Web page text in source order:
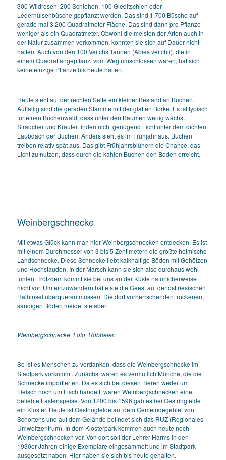
300 Wildrosen, 200 Schlehen, 100 Gleditschien oder
Lederhülsenbüsche gepflanzt werden. Das sind 1.700 Büsche auf
gerade mal 3.200 Quadratmeter Fläche. Das sind dann pro Pflanze
weniger als ein Quadratmeter. Obwohl die meisten der Arten auch in
der Natur zusammen vorkommen, konnten sie sich auf Dauer nicht
halten. Auch von den 100 Veitchs Tannen (Abies veitchii), die in
einem Quadrat angepflanzt vom Weg umschlossen waren, hat sich
keine einzige Pflanze bis heute halten.
Heute steht auf der rechten Seite ein kleiner Bestand an Buchen.
Auffällig sind die geraden Stämme mit der glatten Borke. Es ist typisch
für einen Buchenwald, dass unter den Bäumen wenig wächst.
Sträucher und Kräuter finden nicht genügend Licht unter dem dichten
Laubdach der Buchen. Anders sieht es im Frühjahr aus. Buchen
treiben relativ spät aus. Das gibt Frühjahrsblühern die Chance, das
Licht zu nutzen, dass durch die kahlen Buchen den Boden erreicht.
Weinbergschnecke
Mit etwas Glück kann man hier Weinbergschnecken entdecken. Es ist
mit einem Durchmesser von 3 bis 5 Zentimetern die größte heimische
Landschnecke. Diese Schnecke liebt kalkhaltige Böden mit Gehölzen
und Hochstauden. In der Marsch kann sie sich also durchaus wohl
fühlen. Trotzdem kommt sie bei uns an der Küste natürlicherweise
nicht vor. Um einzuwandern hätte sie die Geest auf der ostfriesischen
Halbinsel überqueren müssen. Die dort vorherrschenden trockenen,
sandigen Böden meidet sie aber.
Weinbergschnecke, Foto: Röbbelen
So ist es Menschen zu verdanken, dass die Weinbergschnecke im
Stadtpark vorkommt. Zunächst waren es vermutlich Mönche, die die
Schnecke importierten. Da es sich bei diesen Tieren weder um
Fleisch noch um Fisch handelt, waren Weinbergschnecken eine
beliebte Fastenspeise. Von 1200 bis 1596 gab es bei Oestringfelde
ein Kloster. Heute ist Oestringfelde auf dem Gemeindegebiet von
Schortens und auf dem Gelände befindet sich das RUZ (Regionales
Umweltzentrum). In dem Klosterpark kommen auch heute noch
Weinbergschnecken vor. Von dort soll der Lehrer Harms in den
1930er Jahren einige Exemplare eingesammelt und im Stadtpark
ausgesetzt haben. Hier haben sie sich bis heute gehalten.